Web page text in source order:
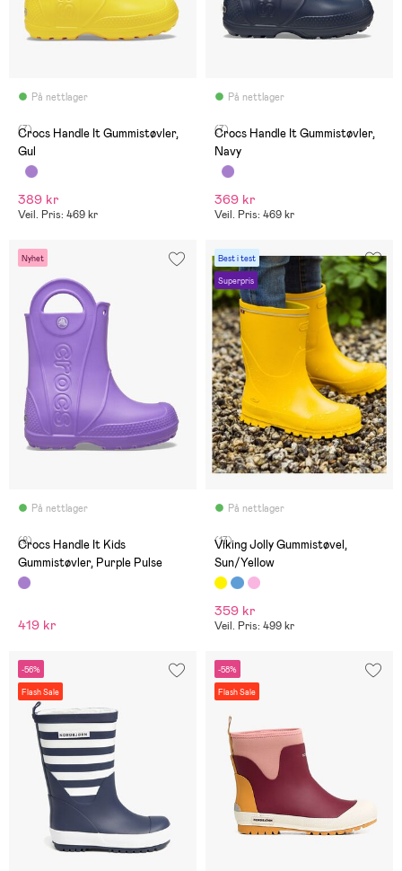
På nettlager
(7)
Crocs Handle It Gummistøvler,
Gul
389 kr
Veil. Pris: 469 kr
På nettlager
(7)
Crocs Handle It Gummistøvler,
Navy
369 kr
Veil. Pris: 469 kr
Nyhet
På nettlager
(8)
Crocs Handle It Kids
Gummistøvler, Purple Pulse
419 kr
Best i test
Superpris
På nettlager
(17)
Viking Jolly Gummistøvel,
Sun/Yellow
359 kr
Veil. Pris: 499 kr
-56%
Flash Sale
-58%
Flash Sale